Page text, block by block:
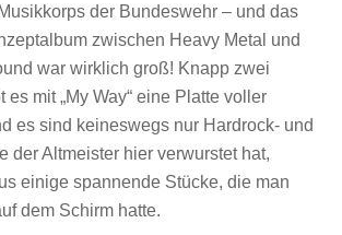
der Bundeswehr – und das
zwischen Heavy Metal und
war wirklich groß! Knapp zwei
es mit „My Way“ eine Platte voller
es sind keineswegs nur Hardrock- und
der Altmeister hier verwurstet hat,
einige spannende Stücke, die man
dem Schirm hatte.